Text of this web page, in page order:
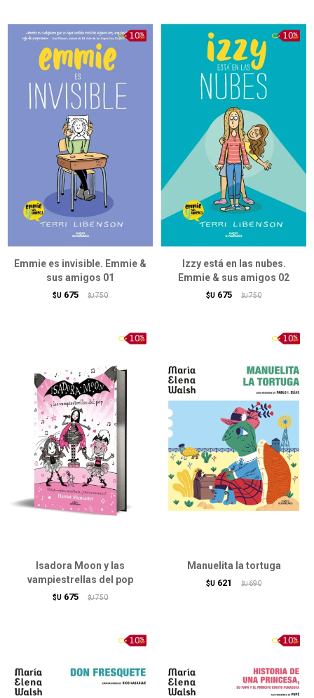
Emmie es invisible. Emmie &
sus amigos 01
$U 675 $U 750
Izzy está en las nubes.
Emmie & sus amigos 02
$U 675 $U 750
Isadora Moon y las
vampiestrellas del pop
$U 675 $U 750
Manuelita la tortuga
$U 621 $U 690